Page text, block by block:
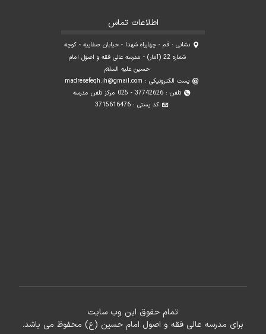
اطلاعات تماس
نشانی : قم - چهارراه شهدا - خیابان صفاییه - کوچه
شماره 22 (آمار) - مدرسه عالی فقه و اصول امام
حسین علیه السلام
پست الکترونیکی : madresefeqh.ih@gmail.com
تلفن : 37742626 - 025 مرکز تلفن مدرسه
کد پستی : 3715616476
تمام حقوق این وب سایت
برای مدرسه عالی فقه و اصول امام حسین (ع) محفوظ می باشد.